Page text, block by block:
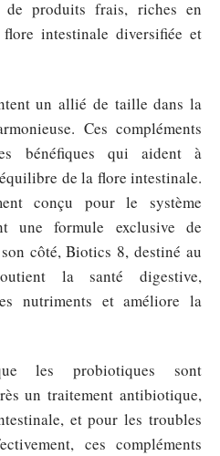
de produits frais, riches en
intestinale diversifiée et
un allié de taille dans la
Ces compléments
bénéfiques qui aident à
de la flore intestinale.
conçu pour le système
une formule exclusive de
côté, Biotics 8, destiné au
la santé digestive,
nutriments et améliore la
les probiotiques sont
un traitement antibiotique,
et pour les troubles
ces compléments